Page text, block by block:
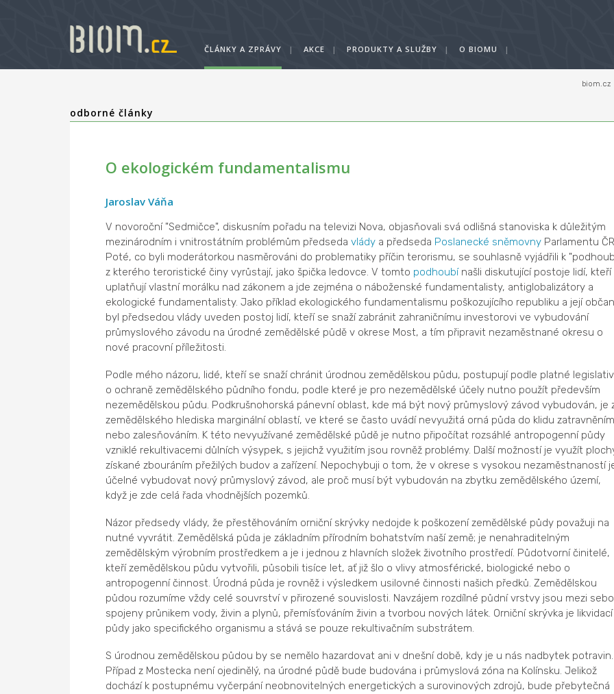
ČLÁNKY A ZPRÁVY | AKCE | PRODUKTY A SLUŽBY | O BIOMU |
biom.cz
odborné články
O ekologickém fundamentalismu
Jaroslav Váňa
V novoroční "Sedmičce", diskusním pořadu na televizi Nova, objasňovali svá odlišná stanoviska k důležitým
mezinárodním i vnitrostátním problémům předseda vládya předseda Poslanecké sněmovnyParlamentu
Poté, co byli moderátorkou nasměrováni do problematiky příčin terorismu, se souhlasně vyjádřili k
z kterého teroristické činy vyrůstají, jako špička ledovce. V tomto podhoubínašli diskutující postoje lidí, kteří
uplatňují vlastní morálku nad zákonem a jde zejména o náboženské fundamentalisty, antiglobalizátory a
ekologické fundamentalisty. Jako příklad ekologického fundamentalismu poškozujícího republiku a její
byl předsedou vlády uveden postoj lidí, kteří se snaží zabránit zahraničnímu investorovi ve vybudování
průmyslového závodu na úrodné zemědělské půdě v okrese Most, a tím připravit nezaměstnané okresu o
nové pracovní příležitosti.
Podle mého názoru, lidé, kteří se snaží chránit úrodnou zemědělskou půdu, postupují podle platné
o ochraně zemědělského půdního fondu, podle které je pro nezemědělské účely nutno použít především
nezemědělskou půdu. Podkrušnohorská pánevní oblast, kde má být nový průmyslový závod vybudován, je
zemědělského hlediska marginální oblastí, ve které se často uvádí nevyužitá orná půda do klidu zatravněním
nebo zalesňováním. K této nevyužívané zemědělské půdě je nutno připočítat rozsáhlé antropogenní půdy
vzniklé rekultivacemi důlních výsypek, s jejichž využitím jsou rovněž problémy. Další možností je využít
získané zbouráním přežilých budov a zařízení. Nepochybuji o tom, že v okrese s vysokou nezaměstnaností
účelné vybudovat nový průmyslový závod, ale proč musí být vybudován na zbytku zemědělského území,
když je zde celá řada vhodnějších pozemků.
Názor předsedy vlády, že přestěhováním orniční skrývky nedojde k poškození zemědělské půdy považuji na
nutné vyvrátit. Zemědělská půda je základním přírodním bohatstvím naší země; je nenahraditelným
zemědělským výrobním prostředkem a je i jednou z hlavních složek životního prostředí. Půdotvorní činitelé,
kteří zemědělskou půdu vytvořili, působili tisíce let, ať již šlo o vlivy atmosférické, biologické nebo o
antropogenní činnost. Úrodná půda je rovněž i výsledkem usilovné činnosti našich předků. Zemědělskou
půdou rozumíme vždy celé souvrství v přirozené souvislosti. Navzájem rozdílné půdní vrstvy jsou mezi
spojeny průnikem vody, živin a plynů, přemísťováním živin a tvorbou nových látek. Orniční skrývka je likvidací
půdy jako specifického organismu a stává se pouze rekultivačním substrátem.
S úrodnou zemědělskou půdou by se nemělo hazardovat ani v dnešní době, kdy je u nás nadbytek potravin.
Případ z Mostecka není ojedinělý, na úrodné půdě bude budována i průmyslová zóna na Kolínsku. Jelikož
dochází k postupnému vyčerpání neobnovitelných energetických a surovinových zdrojů, bude přebytečná